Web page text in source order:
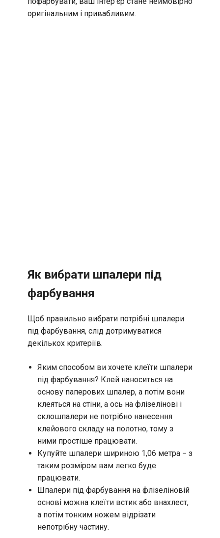
оригінальним і привабливим.
Як вибрати шпалери під
фарбування
Щоб правильно вибрати потрібні шпалери
під фарбування, слід дотримуватися
декількох критеріїв.
Яким способом ви хочете клеїти шпалери
під фарбування? Клей наноситься на
основу паперових шпалер, а потім вони
клеяться на стіни, а ось на флізелінові і
склошпалери не потрібно нанесення
клейового складу на полотно, тому з
ними простіше працювати.
Купуйте шпалери шириною 1,06 метра − з
таким розміром вам легко буде
працювати.
Шпалери під фарбування на флізеліновій
основі можна клеїти встик або внахлест,
а потім тонким ножем відрізати
непотрібну частину.